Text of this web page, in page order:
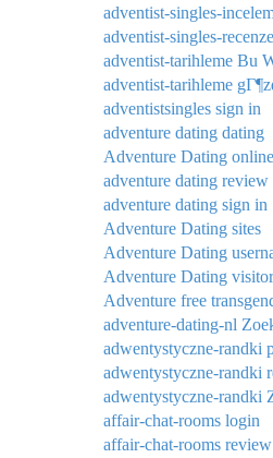
adventist-singles-
adventist-singles-
adventist-tarihleme Bu
adventist-tarihleme
adventistsingles sign in
adventure dating dating
Adventure Dating online
adventure dating review
adventure dating sign in
Adventure Dating sites
Adventure Dating
Adventure Dating
Adventure free
adventure-dating-nl
adwentystyczne-randki
adwentystyczne-randki
adwentystyczne-randki
affair-chat-rooms login
affair-chat-rooms review